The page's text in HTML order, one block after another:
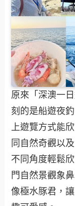
原來「深澳一
刻的是船遊夜
上遊覽方式能
同自然奇觀以
不同角度輕鬆
門自然景觀象
像極水豚君，